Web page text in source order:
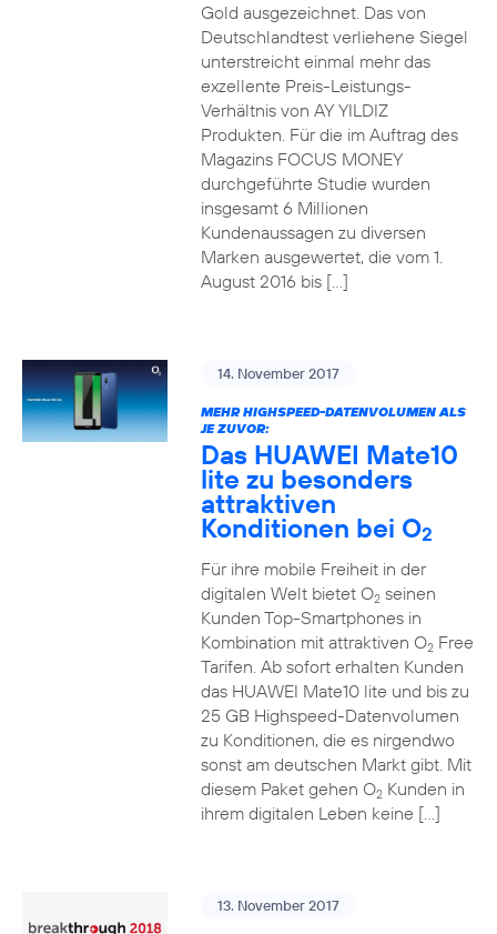
Gold ausgezeichnet. Das von
Deutschlandtest verliehene Siegel
unterstreicht einmal mehr das
exzellente Preis-Leistungs-
Verhältnis von AY YILDIZ
Produkten. Für die im Auftrag des
Magazins FOCUS MONEY
durchgeführte Studie wurden
insgesamt 6 Millionen
Kundenaussagen zu diversen
Marken ausgewertet, die vom 1.
August 2016 bis […]
14. November 2017
MEHR HIGHSPEED-DATENVOLUMEN ALS
JE ZUVOR:
Das HUAWEI Mate10
lite zu besonders
attraktiven
Konditionen bei O2
Für ihre mobile Freiheit in der
digitalen Welt bietet O2seinen
Kunden Top-Smartphones in
Kombination mit attraktiven O2Free
Tarifen. Ab sofort erhalten Kunden
das HUAWEI Mate10 lite und bis zu
25 GB Highspeed-Datenvolumen
zu Konditionen, die es nirgendwo
sonst am deutschen Markt gibt. Mit
diesem Paket gehen O2Kunden in
ihrem digitalen Leben keine […]
13. November 2017